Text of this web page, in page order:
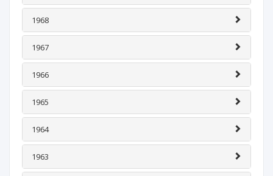
1968
1967
1966
1965
1964
1963